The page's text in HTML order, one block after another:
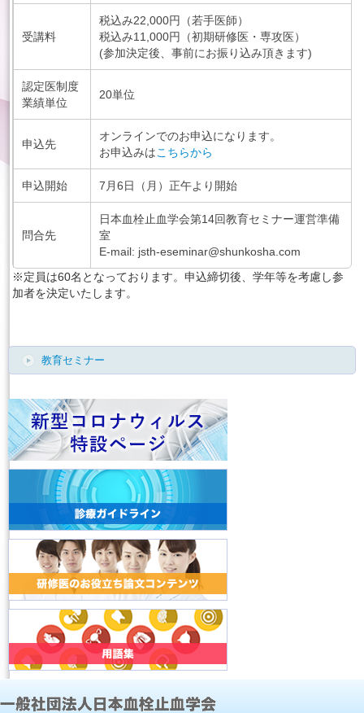
受講料
税込み22,000円（若手医師）
税込み11,000円（初期研修医・専攻医）
(参加決定後、事前にお振り込み頂きます)
認定医制度
業績単位
20単位
申込先
オンラインでのお申込になります。
お申込みはこちらから
申込開始 7月6日（月）正午より開始
問合先
日本血栓止血学会第14回教育セミナー運営準備
室
E-mail: jsth-eseminar@shunkosha.com
※定員は60名となっております。申込締切後、学年等を考慮し参
加者を決定いたします。
教育セミナー